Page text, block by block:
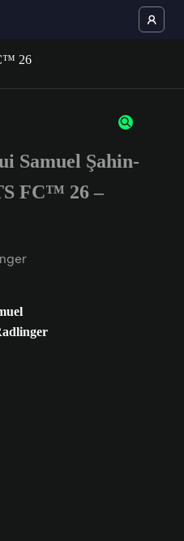
characters or numbers
Samuel Şahin-
FC™ 26 –